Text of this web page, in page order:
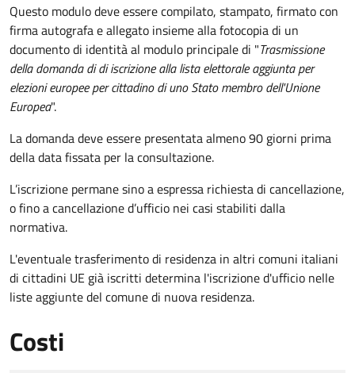
Questo modulo deve essere compilato, stampato, firmato con
firma autografa e allegato insieme alla fotocopia di un
documento di identità al modulo principale di "Trasmissione
della domanda di di iscrizione alla lista elettorale aggiunta per
elezioni europee per cittadino di uno Stato membro dell'Unione
Europea".
La domanda deve essere presentata almeno 90 giorni prima
della data fissata per la consultazione.
L’iscrizione permane sino a espressa richiesta di cancellazione,
o fino a cancellazione d’ufficio nei casi stabiliti dalla
normativa.
L'eventuale trasferimento di residenza in altri comuni italiani
di cittadini UE già iscritti determina l'iscrizione d'ufficio nelle
liste aggiunte del comune di nuova residenza.
Costi